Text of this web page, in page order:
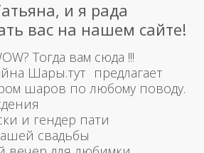
и я рада
вас на нашем сайте!
Тогда вам сюда !!!
Шары.тут предлагает
шаров по любому поводу.
и гендер пати
свадьбы